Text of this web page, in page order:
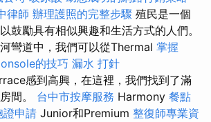
律師 辦理護照的完整步驟 殖民是一個
鼓勵具有相似興趣和生活方式的人們。
彎道中，我們可以從Thermal 掌握
的技巧 漏水 打針
感到高興，在這裡，我們找到了滿
間。 台中市按摩服務 Harmony 餐點
證申請 Junior和Premium 整復師專業資